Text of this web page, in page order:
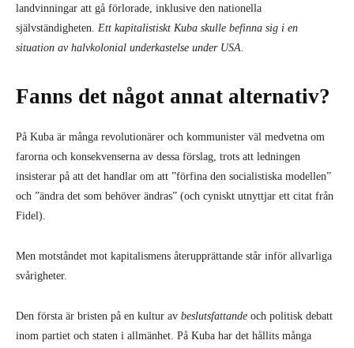
landvinningar att gå förlorade, inklusive den nationella
självständigheten. Ett kapitalistiskt Kuba skulle befinna sig i en
situation av halvkolonial underkastelse under USA
Fanns det något annat alternativ?
På Kuba är många revolutionärer och kommunister väl medvetna om
farorna och konsekvenserna av dessa förslag, trots att ledningen
insisterar på att det handlar om att ”förfina den socialistiska modellen”
och ”ändra det som behöver ändras” (och cyniskt utnyttjar ett citat från
Fidel).
Men motståndet mot kapitalismens återupprättande står inför allvarliga
svårigheter.
Den första är bristen på en kultur av beslutsfattande och politisk debatt
inom partiet och staten i allmänhet. På Kuba har det hållits många